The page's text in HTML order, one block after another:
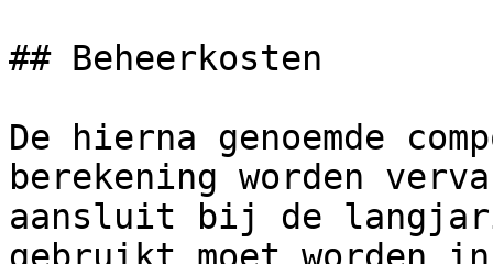
## Beheerkosten
De hierna genoemde
berekening worden
aansluit bij de